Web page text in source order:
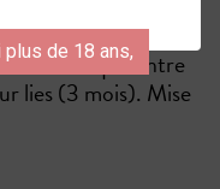
plus de 18 ans,
alcoolique entre
lies (3 mois). Mise